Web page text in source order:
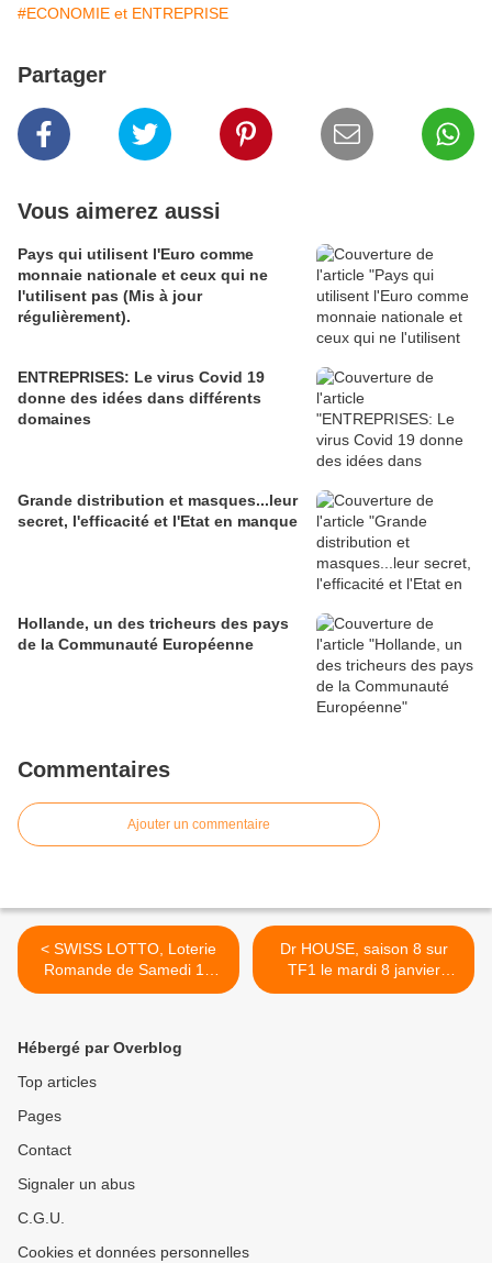
#ECONOMIE et ENTREPRISE
Partager
Vous aimerez aussi
Pays qui utilisent l'Euro comme
monnaie nationale et ceux qui ne
l'utilisent pas (Mis à jour
régulièrement).
ENTREPRISES: Le virus Covid 19
donne des idées dans différents
domaines
Grande distribution et masques...leur
secret, l'efficacité et l'Etat en manque
Hollande, un des tricheurs des pays
de la Communauté Européenne
Commentaires
Ajouter un commentaire
< SWISS LOTTO, Loterie
Romande de Samedi 12
janvier 2013, Mercredi 9
29 décembre 2012,
Mercredi 26 décembre,
Dr HOUSE, saison 8 sur
TF1 le mardi 8 janvier
2013:"Cinq jours à
Hébergé par Overblog
Top articles
Pages
Contact
Signaler un abus
C.G.U.
Cookies et données personnelles